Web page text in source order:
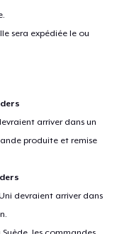
sera expédiée le ou
arriver dans un
produite et remise
devraient arriver dans